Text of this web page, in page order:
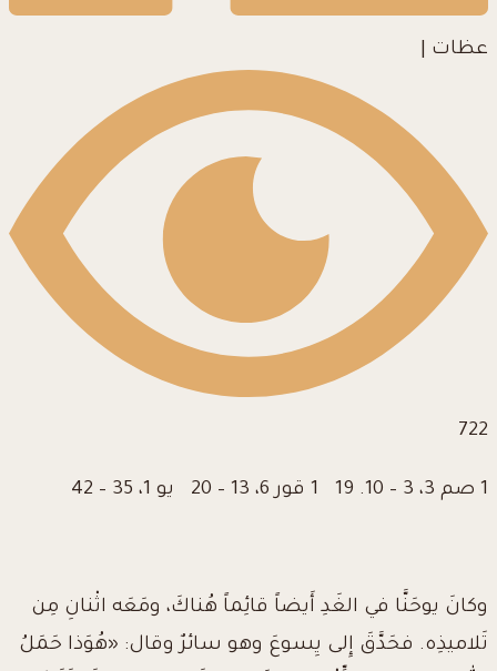
عظات
722
1 صم 3، 3 – 10. 19 1 قور 6، 13 – 20 يو 1، 35 – 42
وكانَ يوحَنَّا في الغَدِ أَيضاً قائِماً هُناكَ، ومَعَه اثْنانِ مِن
تَلاميذِه. فحَدَّقَ إِلى يِسوعَ وهو سائرٌ وقال: «هُوَذا حَمَلُ